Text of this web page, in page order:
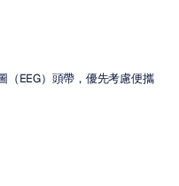
（EEG）頭帶，優先考慮便攜